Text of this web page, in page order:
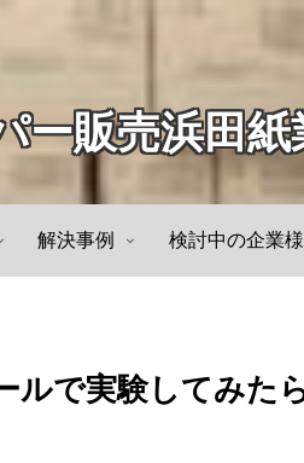
ー販売浜田紙
解決事例 検討中の企業
ルで実験してみた